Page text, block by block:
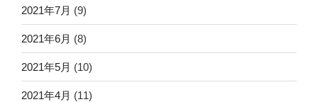
2021年7月 (9)
2021年6月 (8)
2021年5月 (10)
2021年4月 (11)